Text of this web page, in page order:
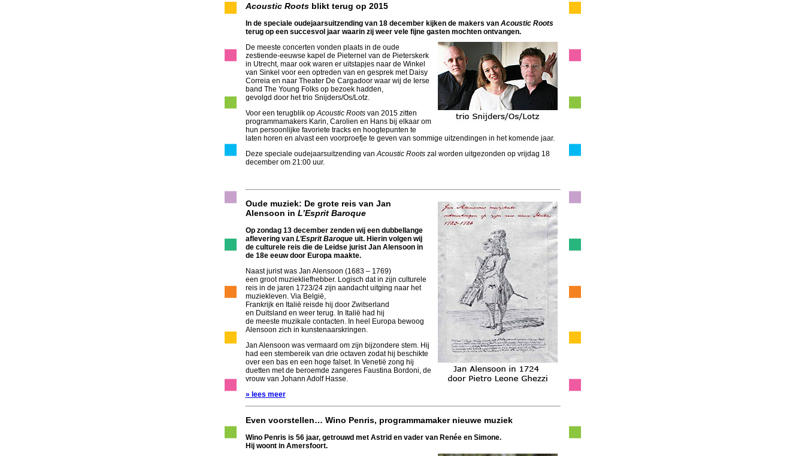
Acoustic Rootsblikt terug op 2015
In de speciale oudejaarsuitzending van 18 december kijken de makers van Acoustic Roots
terug op een succesvol jaar waarin zij weer vele fijne gasten mochten ontvangen.
De meeste concerten vonden plaats in de oude
zestiende-eeuwse kapel de Pieternel van de Pieterskerk
in Utrecht, maar ook waren er uitstapjes naar de Winkel
van Sinkel voor een optreden van en gesprek met Daisy
Correia en naar Theater De Cargadoor waar wij de Ierse
band The Young Folks op bezoek hadden,
gevolgd door het trio Snijders/Os/Lotz.
Voor een terugblik op Acoustic Rootsvan 2015 zitten
programmamakers Karin, Carolien en Hans bij elkaar om
hun persoonlijke favoriete tracks en hoogtepunten te
laten horen en alvast een voorproefje te geven van sommige uitzendingen in het komende jaar.
Deze speciale oudejaarsuitzending van Acoustic Rootszal worden uitgezonden op vrijdag 18
december om 21:00 uur.
Oude muziek: De grote reis van Jan
Alensoon in L’Esprit Baroque
Op zondag 13 december zenden wij een dubbellange
aflevering van L’Esprit Baroqueuit. Hierin volgen wij
de culturele reis die de Leidse jurist Jan Alensoon in
de 18e eeuw door Europa maakte.
Naast jurist was Jan Alensoon (1683 – 1769)
een groot muziekliefhebber. Logisch dat in zijn culturele
reis in de jaren 1723/24 zijn aandacht uitging naar het
muziekleven. Via België,
Frankrijk en Italië reisde hij door Zwitserland
en Duitsland en weer terug. In Italië had hij
de meeste muzikale contacten. In heel Europa bewoog
Alensoon zich in kunstenaarskringen.
Jan Alensoon was vermaard om zijn bijzondere stem. Hij
had een stembereik van drie octaven zodat hij beschikte
over een bas en een hoge falset. In Venetië zong hij
duetten met de beroemde zangeres Faustina Bordoni, de
vrouw van Johann Adolf Hasse.
» lees meer
Even voorstellen… Wino Penris, programmamaker nieuwe muziek
Wino Penris is 56 jaar, getrouwd met Astrid en vader van Renée en Simone.
Hij woont in Amersfoort.